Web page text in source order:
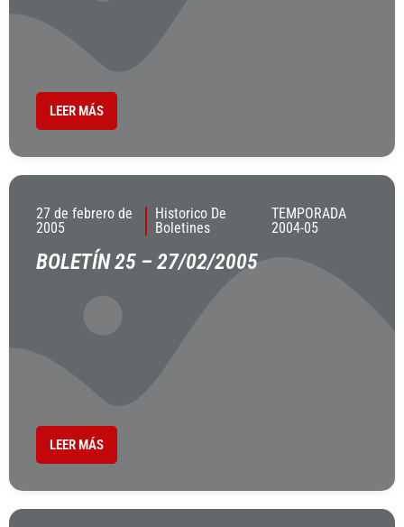
LEER MÁS
27 de febrero de
2005
Historico De
Boletines
TEMPORADA
2004-05
BOLETÍN 25 – 27/02/2005
LEER MÁS